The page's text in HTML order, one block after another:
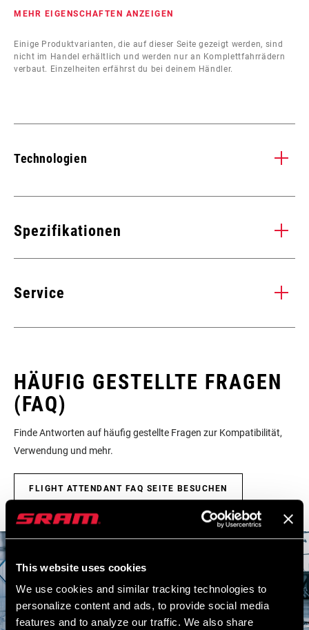
This website uses cookies
We use cookies and similar tracking technologies to
personalize content and ads, to provide social media
features and to analyze our traffic. We also share
MEHR EIGENSCHAFTEN ANZEIGEN
Einige Produktvarianten, die auf dieser Seite gezeigt werden, sind
nicht im Handel erhältlich und werden nur an Komplettfahrrädern
verbaut. Einzelheiten erfährst du bei deinem Händler.
Technologien
Festigkeit und Steifigkeit, wo du sie brauchst, geringes Gewicht,
stufige Carbon-Architektur sorgt für größtmögliche
01 / 06
Spezifikationen
TRETLAGERTECHNOLOGIE DUB
KURBELGARNITURTYP
KETTENTECHNOLOGIE
Powerchain, Eagle
ANTRIEBSSTRANGKONFIGURATION 1x
TECHNOLOGIE (FD) n/a
ZAHNSPRUNG VORNE
Service
Verwendung und Wartung der Komponenten benötigt.
BESUCHEN SIE DIE PRODUKTSERVICE-SEITE
HÄUFIG GESTELLTE FRAGEN
(FAQ)
Finde Antworten auf häufig gestellte Fragen zur Kompatibilität,
Verwendung und mehr.
FLIGHT ATTENDANT FAQ SEITE BESUCHEN